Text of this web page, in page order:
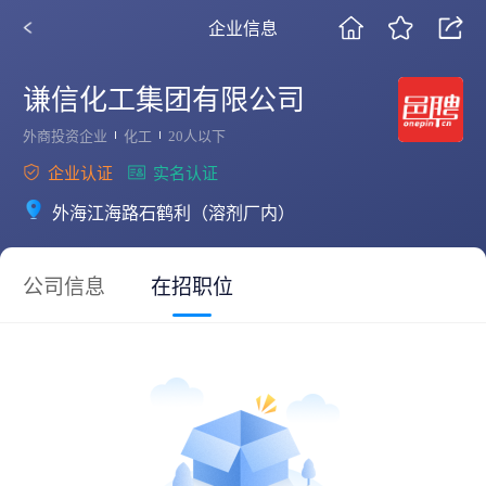
企业信息
谦信化工集团有限公司
外商投资企业 化工 20人以下
企业认证 实名认证
外海江海路石鹤利（溶剂厂内）
公司信息 在招职位